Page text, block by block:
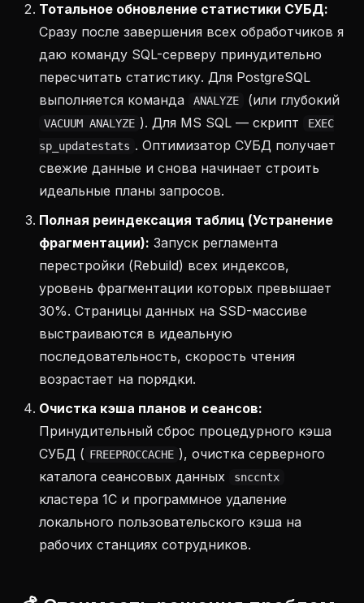
Тотальное обновление статистики СУБД:
Сразу после завершения всех обработчиков я
даю команду SQL-серверу принудительно
пересчитать статистику. Для PostgreSQL
выполняется команда
ANALYZE (или глубокий
VACUUM ANALYZE ). Для MS SQL — скрипт
EXEC
sp_updatestats . Оптимизатор СУБД получает
свежие данные и снова начинает строить
идеальные планы запросов.
Полная реиндексация таблиц (Устранение
фрагментации): Запуск регламента
перестройки (Rebuild) всех индексов,
уровень фрагментации которых превышает
30%. Страницы данных на SSD-массиве
выстраиваются в идеальную
последовательность, скорость чтения
возрастает на порядки.
Очистка кэша планов и сеансов:
Принудительный сброс процедурного кэша
СУБД ( FREEPROCCACHE ), очистка серверного
каталога сеансовых данных
snccntx
кластера 1С и программное удаление
локального пользовательского кэша на
рабочих станциях сотрудников.